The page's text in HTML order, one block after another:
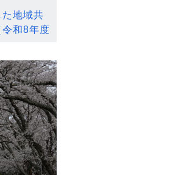
地域共
和8年度